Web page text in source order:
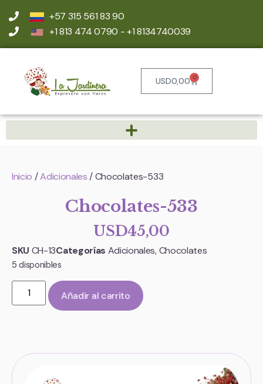
+57 315 561 83 90
+1 813 474 0790 - +1 8134740039
USD0,00 0
Inicio /Adicionales / Chocolates-533
Chocolates-533
USD45,00
SKU CH-13Categorías Adicionales,Chocolates
5 disponibles
Añadir al carrito